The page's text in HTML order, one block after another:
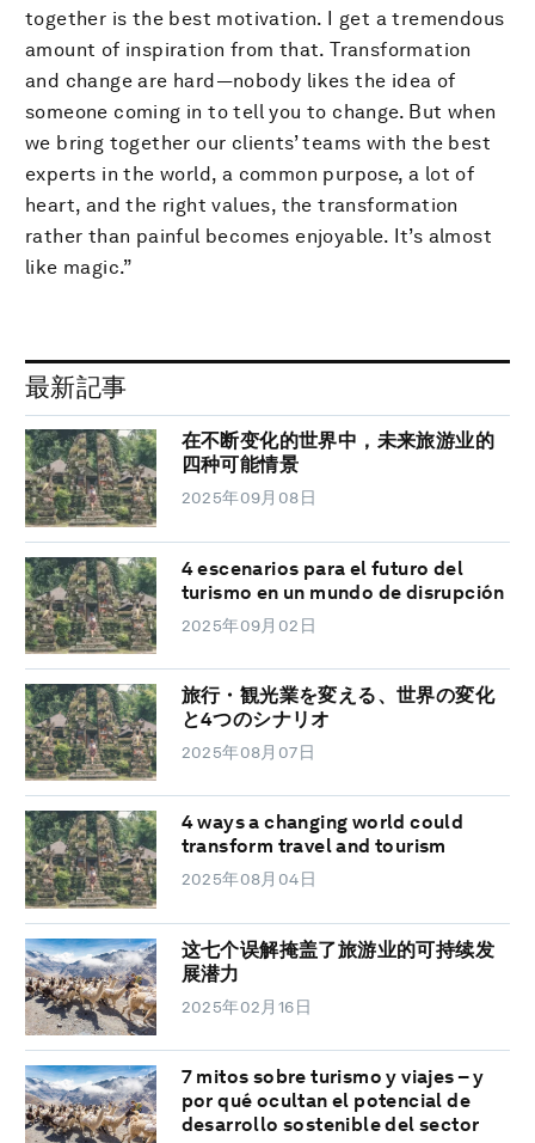
together is the best motivation. I get a tremendous
amount of inspiration from that. Transformation
and change are hard—nobody likes the idea of
someone coming in to tell you to change. But when
we bring together our clients’ teams with the best
experts in the world, a common purpose, a lot of
heart, and the right values, the transformation
rather than painful becomes enjoyable. It’s almost
like magic.”
最新記事
在不断变化的世界中，未来旅游业的
四种可能情景
2025年09月08日
4 escenarios para el futuro del
turismo en un mundo de disrupción
2025年09月02日
旅行・観光業を変える、世界の変化
と4つのシナリオ
2025年08月07日
4 ways a changing world could
transform travel and tourism
2025年08月04日
这七个误解掩盖了旅游业的可持续发
展潜力
2025年02月16日
7 mitos sobre turismo y viajes – y
por qué ocultan el potencial de
desarrollo sostenible del sector